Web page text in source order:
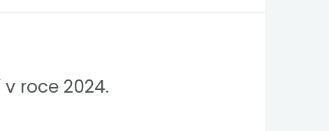
roce 2024.